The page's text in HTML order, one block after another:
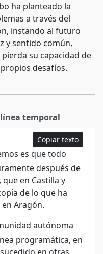
ha planteado la
a través del
instando al futuro
y sentido común,
su capacidad de
desafíos.
temporal
Copiar texto
es que todo
después de
en Castilla y
de lo que ha
Aragón.
autónoma
programática, en